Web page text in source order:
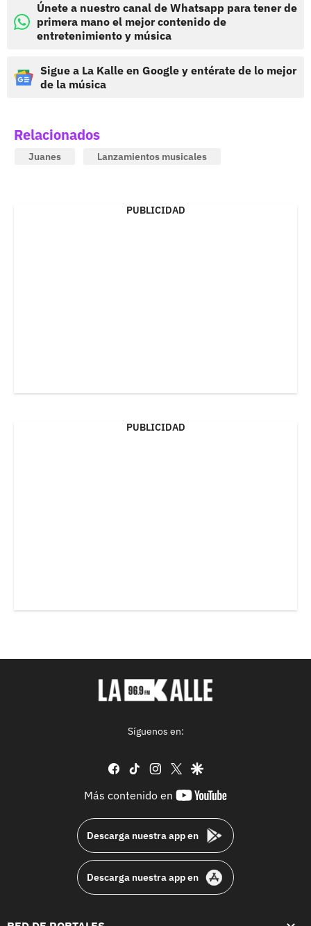
Únete a nuestro canal de Whatsapp para tener de
primera mano el mejor contenido de
entretenimiento y música
Sigue a La Kalle en Google y entérate de lo mejor
de la música
Relacionados
Juanes Lanzamientos musicales
PUBLICIDAD
PUBLICIDAD
Síguenos en:
facebook
tiktok instagram
twittergoogle
Más contenido en
youtube-
Descarga nuestra app en
Descarga nuestra app en